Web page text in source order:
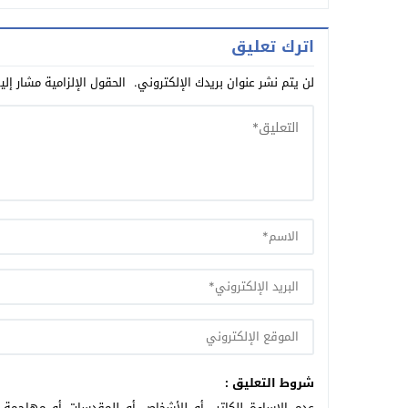
اترك تعليق
لن يتم نشر عنوان بريدك الإلكتروني. الحقول الإلزامية مشار
شروط التعليق :